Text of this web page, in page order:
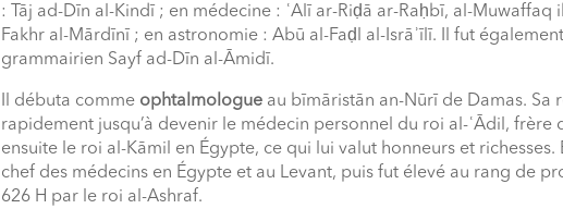
: Tāj ad-Dīn al-Kindī ; en médecine : ʿAlī ar-Riḍā ar-Raḥbī, al-Muwaffaq
Fakhr al-Mārdīnī ; en astronomie : Abū al-Faḍl al-Isrāʾīlī. Il fut
grammairien Sayf ad-Dīn al-Āmidī.
Il débuta comme ophtalmologueau bīmāristān an-Nūrī de Damas. Sa
rapidement jusqu’à devenir le médecin personnel du roi al-ʿĀdil, frère
ensuite le roi al-Kāmil en Égypte, ce qui lui valut honneurs et richesses.
chef des médecins en Égypte et au Levant, puis fut élevé au rang de
626 H par le roi al-Ashraf.